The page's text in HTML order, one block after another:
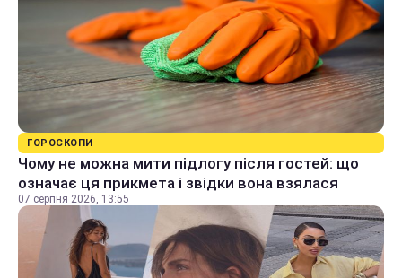
ГОРОСКОПИ
Чому не можна мити підлогу після гостей: що
означає ця прикмета і звідки вона взялася
07 серпня 2026, 13:55